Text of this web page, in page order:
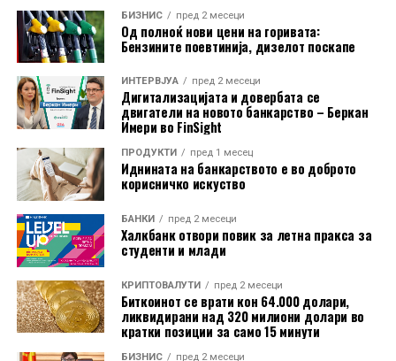
Во изминатите години, Иуте Македонија бележи
континуиран раст на кредитното портфолио и
деловните активности, што природно ја наметнува
потребата од понатамошна диверзификација на
изворите на финансирање. Досега, компанијата
најголемиот дел од средствата ги обезбедуваше
преку поддршката од матичната компанија Иуте
Естонија, сопствените приходи од кредитната
активност и други локални извори на средства,
БИЗНИС пред 2 месеци
Од полноќ нови цени на горивата:
Бензините поевтинија, дизелот поскапе
ИНТЕРВЈУА пред 2 месеци
Дигитализацијата и довербата се
двигатели на новото банкарство – Беркан
Имери во FinSight
ПРОДУКТИ пред 1 месец
Иднината на банкарството е во доброто
корисничко искуство
БАНКИ пред 2 месеци
Халкбанк отвори повик за летна пракса за
студенти и млади
КРИПТОВАЛУТИ пред 2 месеци
Биткоинот се врати кон 64.000 долари,
ликвидирани над 320 милиони долари во
кратки позиции за само 15 минути
БИЗНИС пред 2 месеци